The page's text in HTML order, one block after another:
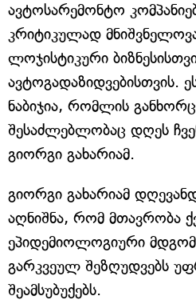
ავტოსარემონტო
კრიტიკულად
ლოჯისტიკური
ავტოგადაზიდვებისთვის.
ნაბიჯია, რომლის
შესაძლებლობაც დღეს
გიორგი გახარიამ.
გიორგი გახარიამ
აღნიშნა, რომ მთავრობა
ეპიდემიოლოგიური
გარკვეულ შეზღუდვებს
შეამსუბუქებს.